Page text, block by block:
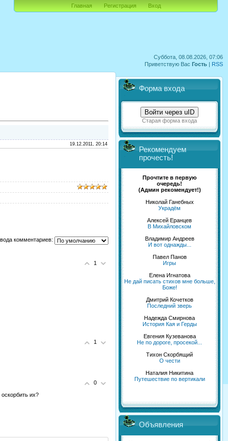
Суббота, 08.08.2026, 07:06
Приветствую Вас Гость | RSS
Главная Регистрация Вход
19.12.2011, 20:14
комментариев:
1
1
0
их?
Форма входа
Войти через uID
Старая форма входа
Рекомендуем
прочесть!
Прочтите в первую
очередь!
(Админ рекомендует!)
Николай Ганебных
Украдём
Алексей Еранцев
В Михайловском
Владимир Андреев
И вот однажды...
Павел Панов
Игры
Елена Игнатова
Не дай писать стихов мне больше,
Боже!
Дмитрий Кочетков
Последний зверь
Надежда Смирнова
История Кая и Герды
Евгения Кузеванова
Не по дороге, просекой...
Тихон Скорбящий
О чести
Наталия Никитина
Путешествие по вертикали
Объявления